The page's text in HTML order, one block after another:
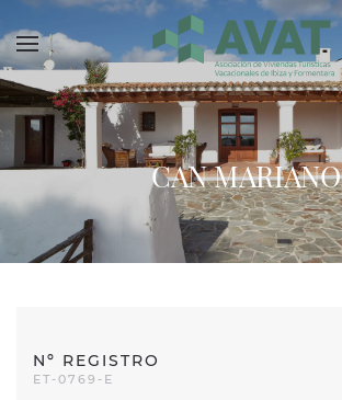
Skip to main content
CAN MARIANO
Nº REGISTRO
ET-0769-E